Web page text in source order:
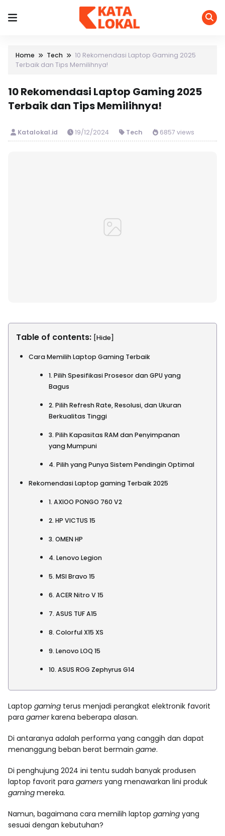
Home Tech
10 Rekomendasi Laptop Gaming 2025
Terbaik dan Tips Memilihnya!
10 Rekomendasi Laptop Gaming 2025
Terbaik dan Tips Memilihnya!
Katalokal.id 19/12/2024 Tech 6857 views
Table of contents: [Hide]
Cara Memilih Laptop Gaming Terbaik
1. Pilih Spesifikasi Prosesor dan GPU yang
Bagus
2. Pilih Refresh Rate, Resolusi, dan Ukuran
Berkualitas Tinggi
3. Pilih Kapasitas RAM dan Penyimpanan
yang Mumpuni
4. Pilih yang Punya Sistem Pendingin Optimal
Rekomendasi Laptop gaming Terbaik 2025
1. AXIOO PONGO 760 V2
2. HP VICTUS 15
3. OMEN HP
4. Lenovo Legion
5. MSI Bravo 15
6. ACER Nitro V 15
7. ASUS TUF A15
8. Colorful X15 XS
9. Lenovo LOQ 15
10. ASUS ROG Zephyrus G14
Laptop gaming terus menjadi perangkat elektronik favorit
para gamerkarena beberapa alasan.
Di antaranya adalah performa yang canggih dan dapat
menanggung beban berat bermain game.
Di penghujung 2024 ini tentu sudah banyak produsen
laptop favorit para gamers yang menawarkan lini produk
gaming mereka.
Namun, bagaimana cara memilih laptop gaming yang
sesuai dengan kebutuhan?